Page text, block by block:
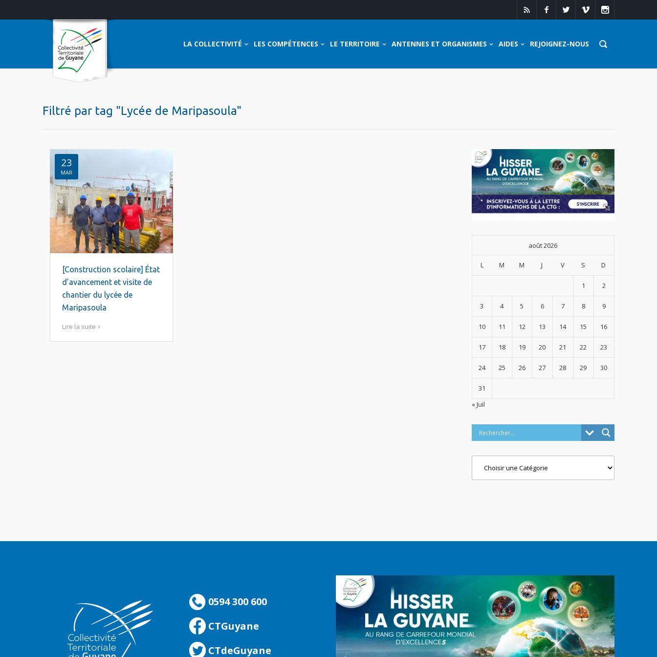
LA COLLECTIVITÉ LES COMPÉTENCES LE TERRITOIRE ANTENNES ET ORGANISMES AIDES REJOIGNEZ-NOUS
Filtré par tag "Lycée de Maripasoula"
23
MAR
[Construction scolaire] État
d’avancement et visite de
chantier du lycée de
Maripasoula
Lire la suite
août 2026
L M M J V S D
1 2
3 4 5 6 7 8 9
10 11 12 13 14 15 16
17 18 19 20 21 22 23
24 25 26 27 28 29 30
31
« Juil
0594 300 600
CTGuyane
CTdeGuyane